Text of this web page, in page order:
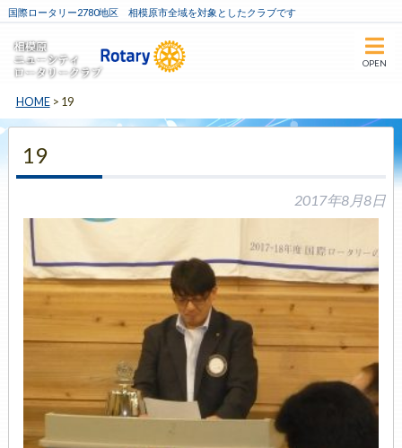
国際ロータリー2780地区 相模原市全域を対象としたクラブです
OPEN
HOME> 19
19
2017年8月8日